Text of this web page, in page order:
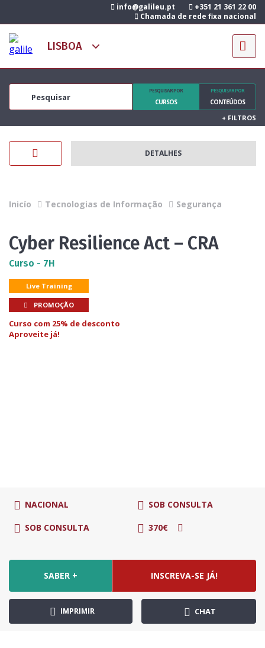
info@galileu.pt
+351 21 361 22 00
Chamada de rede fixa nacional
PESQUISAR POR
CURSOS
PESQUISAR POR
CONTEÚDOS
+ FILTROS
DETALHES
Inicío Tecnologias de Informação Segurança
Cyber Resilience Act – CRA
Curso - 7H
Live Training
PROMOÇÃO
Curso com 25% de desconto
Aproveite já!
NACIONAL SOB CONSULTA
SOB CONSULTA 370€
SABER + INSCREVA-SE JÁ!
IMPRIMIR CHAT